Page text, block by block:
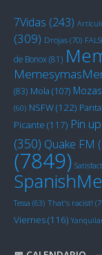
7Vidas (243)
(309) Drojas (70)
de Bonox(81)
(83) Mola (107) Mozas
(60) NSFW(122)
Picante (117) Pin up
(350) Quake FM
(7849)
Tessa (63) That's racist!
Viernes(116)